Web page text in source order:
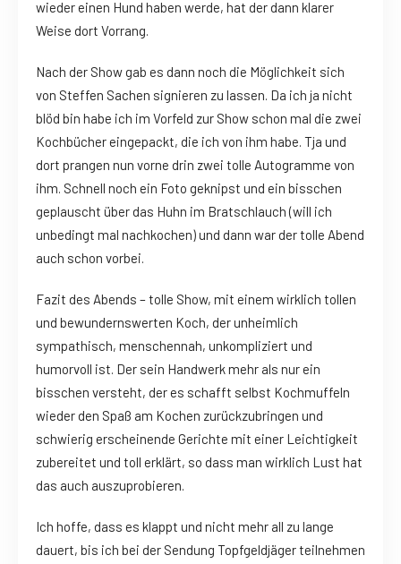
wieder einen Hund haben werde, hat der dann klarer
Weise dort Vorrang.
Nach der Show gab es dann noch die Möglichkeit sich
von Steffen Sachen signieren zu lassen. Da ich ja nicht
blöd bin habe ich im Vorfeld zur Show schon mal die zwei
Kochbücher eingepackt, die ich von ihm habe. Tja und
dort prangen nun vorne drin zwei tolle Autogramme von
ihm. Schnell noch ein Foto geknipst und ein bisschen
geplauscht über das Huhn im Bratschlauch (will ich
unbedingt mal nachkochen) und dann war der tolle Abend
auch schon vorbei.
Fazit des Abends – tolle Show, mit einem wirklich tollen
und bewundernswerten Koch, der unheimlich
sympathisch, menschennah, unkompliziert und
humorvoll ist. Der sein Handwerk mehr als nur ein
bisschen versteht, der es schafft selbst Kochmuffeln
wieder den Spaß am Kochen zurückzubringen und
schwierig erscheinende Gerichte mit einer Leichtigkeit
zubereitet und toll erklärt, so dass man wirklich Lust hat
das auch auszuprobieren.
Ich hoffe, dass es klappt und nicht mehr all zu lange
dauert, bis ich bei der Sendung Topfgeldjäger teilnehmen